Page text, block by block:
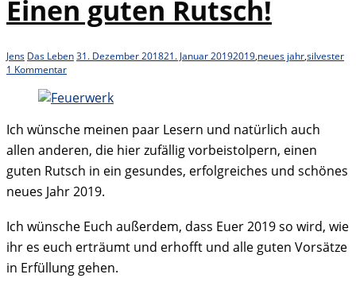
Einen guten Rutsch!
Jens Das Leben31. Dezember 201821. Januar 20192019,neues jahr,silvester
1 Kommentar
Ich wünsche meinen paar Lesern und natürlich auch
allen anderen, die hier zufällig vorbeistolpern, einen
guten Rutsch in ein gesundes, erfolgreiches und schönes
neues Jahr 2019.
Ich wünsche Euch außerdem, dass Euer 2019 so wird, wie
ihr es euch erträumt und erhofft und alle guten Vorsätze
in Erfüllung gehen.